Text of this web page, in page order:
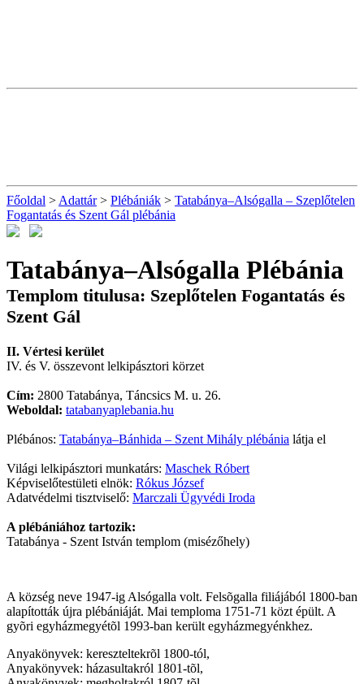
Főoldal > Adattár> Plébániák > Tatabánya–Alsógalla – Szeplőtelen
Fogantatás és Szent Gál plébánia
Tatabánya–Alsógalla Plébánia
Templom titulusa: Szeplőtelen Fogantatás és
Szent Gál
II. Vértesi kerület
IV. és V. összevont lelkipásztori körzet
Cím: 2800 Tatabánya, Táncsics M. u. 26.
Weboldal: tatabanyaplebania.hu
Plébános: Tatabánya–Bánhida – Szent Mihály plébánia látja el
Világi lelkipásztori munkatárs: Maschek Róbert
Képviselőtestületi elnök: Rókus József
Adatvédelmi tisztviselő: Marczali Ügyvédi Iroda
A plébániához tartozik:
Tatabánya - Szent István templom (misézőhely)
A község neve 1947-ig Alsógalla volt. Felsõgalla filiájából 1800-ban
alapították újra plébániáját. Mai temploma 1751-71 közt épült. A
gyõri egyházmegyétõl 1993-ban került egyházmegyénkhez.
Anyakönyvek: kereszteltekrõl 1800-tól,
Anyakönyvek: házasultakról 1801-tõl,